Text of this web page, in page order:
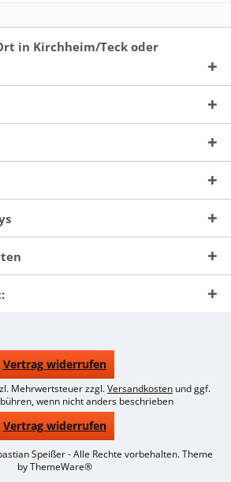
in Kirchheim/Teck oder
Vertrag widerrufen
Mehrwertsteuer zzgl.Versandkosten und ggf.
wenn nicht anders beschrieben
Vertrag widerrufen
Speißer - Alle Rechte vorbehalten. Theme
byThemeWare®